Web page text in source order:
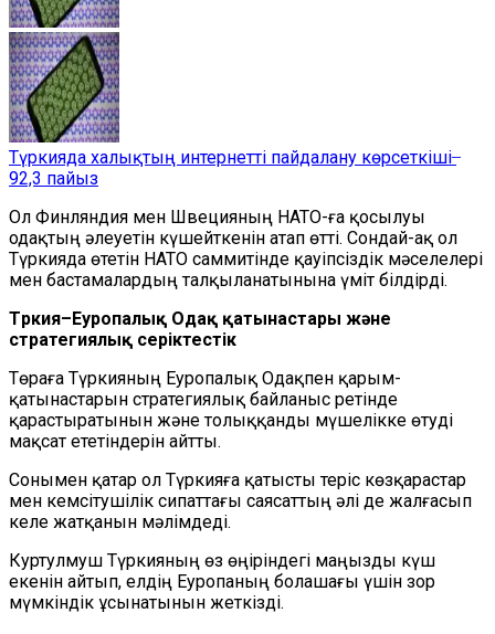
Түркияда халықтың интернетті пайдалану көрсеткіші ̶
92,3 пайыз
Ол Финляндия мен Швецияның НАТО-ға қосылуы
одақтың әлеуетін күшейткенін атап өтті. Сондай-ақ ол
Түркияда өтетін НАТО саммитінде қауіпсіздік мәселелері
мен бастамалардың талқыланатынына үміт білдірді.
Түркия–Еуропалық Одақ қатынастары және
стратегиялық серіктестік
Төраға Түркияның Еуропалық Одақпен қарым-
қатынастарын стратегиялық байланыс ретінде
қарастыратынын және толыққанды мүшелікке өтуді
мақсат ететіндерін айтты.
Сонымен қатар ол Түркияға қатысты теріс көзқарастар
мен кемсітушілік сипаттағы саясаттың әлі де жалғасып
келе жатқанын мәлімдеді.
Куртулмуш Түркияның өз өңіріндегі маңызды күш
екенін айтып, елдің Еуропаның болашағы үшін зор
мүмкіндік ұсынатынын жеткізді.